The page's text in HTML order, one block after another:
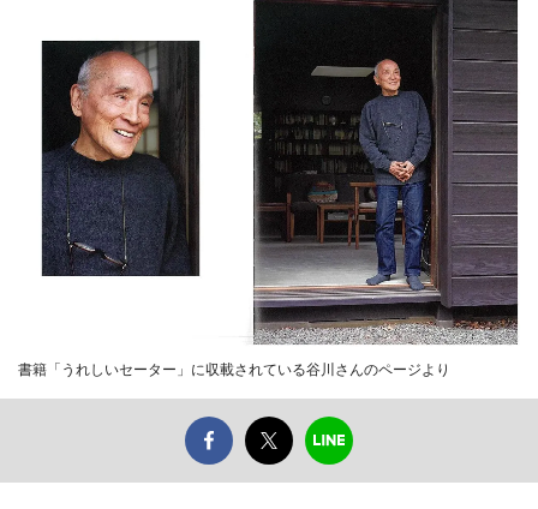
書籍「うれしいセーター」に収載されている谷川さんのページより